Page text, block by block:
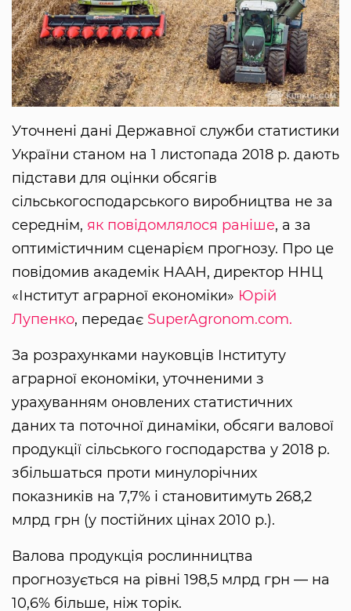
Уточнені дані Державної служби статистики
України станом на 1 листопада 2018 р. дають
підстави для оцінки обсягів
сільськогосподарського виробництва не за
середнім, як повідомлялося раніше, а за
оптимістичним сценарієм прогнозу. Про це
повідомив академік НААН, директор ННЦ
«Інститут аграрної економіки» Юрій
Лупенко, передає SuperAgronom.com.
За розрахунками науковців Інституту
аграрної економіки, уточненими з
урахуванням оновлених статистичних
даних та поточної динаміки, обсяги валової
продукції сільського господарства у 2018 р.
збільшаться проти минулорічних
показників на 7,7% і становитимуть 268,2
млрд грн (у постійних цінах 2010 р.).
Валова продукція рослинництва
прогнозується на рівні 198,5 млрд грн — на
10,6% більше, ніж торік.